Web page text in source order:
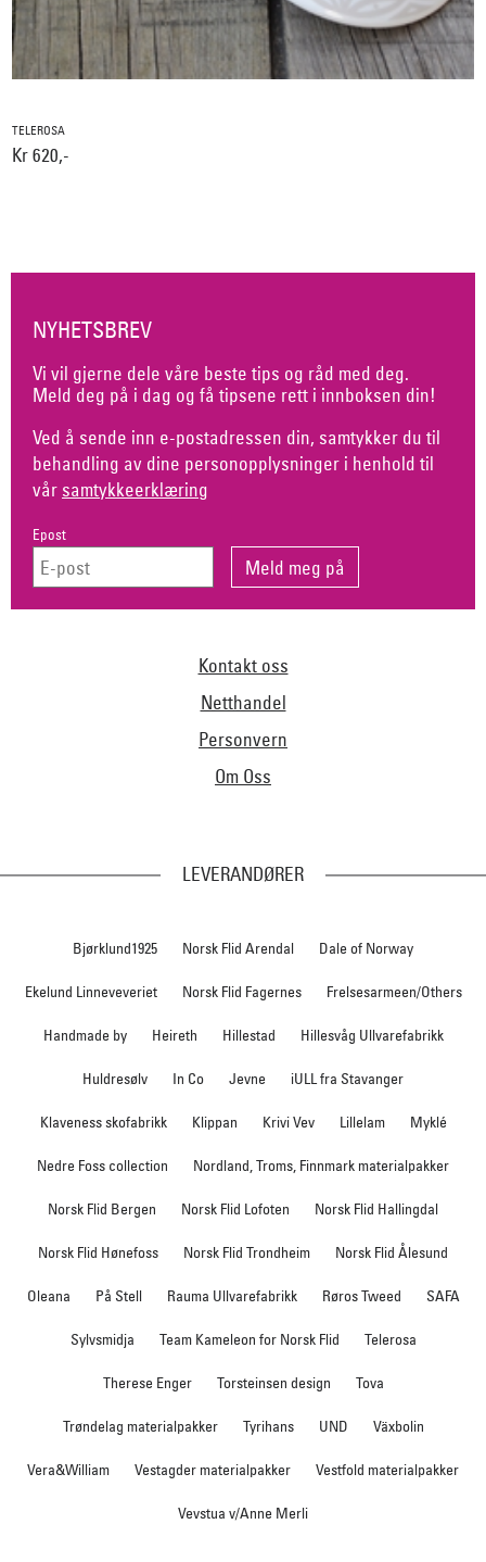
TELEROSA
Kr 620,-
NYHETSBREV
Vi vil gjerne dele våre beste tips og råd med deg.
Meld deg på i dag og få tipsene rett i innboksen din!
Ved å sende inn e-postadressen din, samtykker du til
behandling av dine personopplysninger i henhold til
vår samtykkeerklæring
Epost
Kontakt oss
Netthandel
Personvern
Om Oss
LEVERANDØRER
Bjørklund1925 Norsk Flid Arendal Dale of Norway
Ekelund Linneveveriet Norsk Flid Fagernes Frelsesarmeen/Others
Handmade by Heireth Hillestad Hillesvåg Ullvarefabrikk
Huldresølv In Co Jevne iULL fra Stavanger
Klaveness skofabrikk Klippan Krivi Vev Lillelam Myklé
Nedre Foss collection Nordland, Troms, Finnmark materialpakker
Norsk Flid Bergen Norsk Flid Lofoten Norsk Flid Hallingdal
Norsk Flid Hønefoss Norsk Flid Trondheim Norsk Flid Ålesund
Oleana På Stell Rauma Ullvarefabrikk Røros Tweed SAFA
Sylvsmidja Team Kameleon for Norsk Flid Telerosa
Therese Enger Torsteinsen design Tova
Trøndelag materialpakker Tyrihans UND Växbolin
Vera&William Vestagder materialpakker Vestfold materialpakker
Vevstua v/Anne Merli